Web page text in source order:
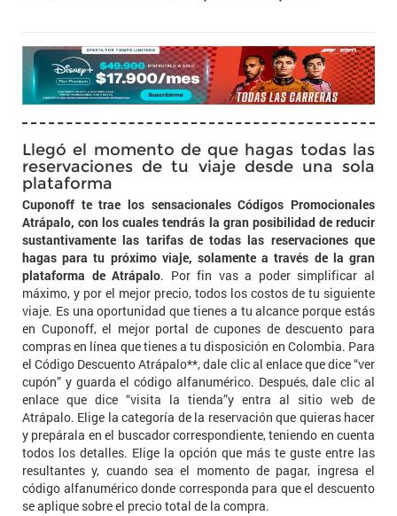
Llegó el momento de que hagas todas las
reservaciones de tu viaje desde una sola
plataforma
Cuponoff te trae los sensacionales Códigos Promocionales
Atrápalo, con los cuales tendrás la gran posibilidad de reducir
sustantivamente las tarifas de todas las reservaciones que
hagas para tu próximo viaje, solamente a través de la gran
plataforma de Atrápalo. Por fin vas a poder simplificar al
máximo, y por el mejor precio, todos los costos de tu siguiente
viaje. Es una oportunidad que tienes a tu alcance porque estás
en Cuponoff, el mejor portal de cupones de descuento para
compras en línea que tienes a tu disposición en Colombia. Para
el Código Descuento Atrápalo**, dale clic al enlace que dice “ver
cupón” y guarda el código alfanumérico. Después, dale clic al
enlace que dice “visita la tienda”y entra al sitio web de
Atrápalo. Elige la categoría de la reservación que quieras hacer
y prepárala en el buscador correspondiente, teniendo en cuenta
todos los detalles. Elige la opción que más te guste entre las
resultantes y, cuando sea el momento de pagar, ingresa el
código alfanumérico donde corresponda para que el descuento
se aplique sobre el precio total de la compra.